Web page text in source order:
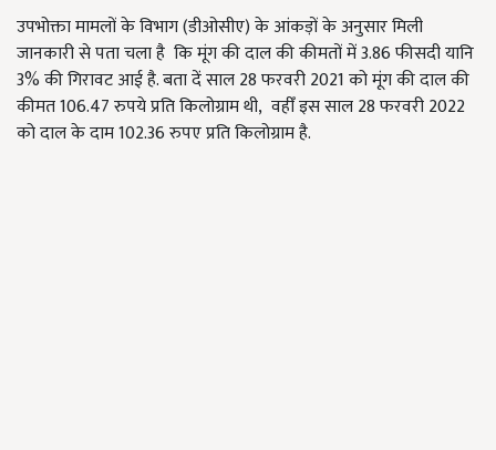
उपभोक्ता मामलों के विभाग (डीओसीए) के आंकड़ों के अनुसार मिली
जानकारी से पता चला है कि मूंग की दाल की कीमतों में 3.86 फीसदी यानि
3% की गिरावट आई है. बता दें साल 28 फरवरी 2021 को मूंग की दाल की
कीमत 106.47 रुपये प्रति किलोग्राम थी, वहीँ इस साल 28 फरवरी 2022
को दाल के दाम 102.36 रुपए प्रति किलोग्राम है.